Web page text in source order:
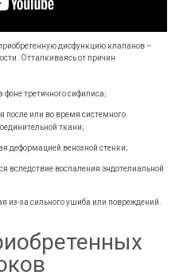
дисфункцию клапанов –
Отталкиваясь от причин
третичного сифилиса;
или во время системного
ткани;
деформацией венозной стенки;
вследствие воспаления эндотелиальной
из-за сильного ушиба или повреждений.